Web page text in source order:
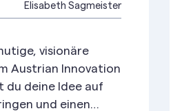
Elisabeth Sagmeister
visionäre
Austrian Innovation
du deine Idee auf
und einen